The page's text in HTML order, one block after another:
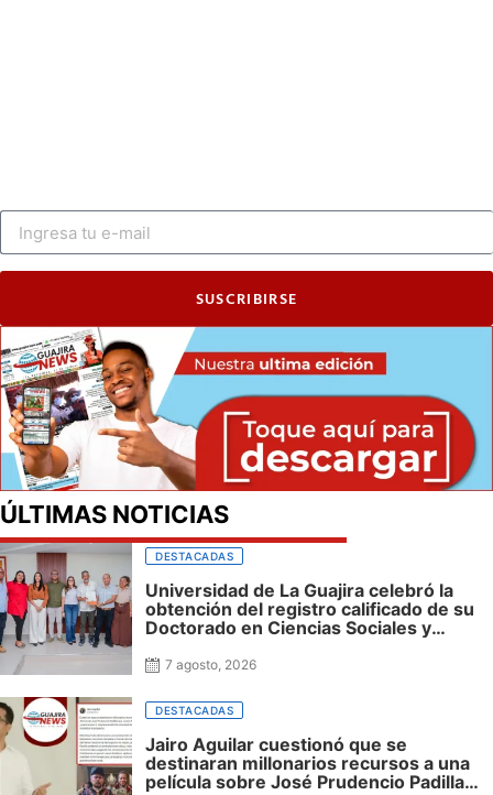
SUSCRIBIRSE
ÚLTIMAS NOTICIAS
DESTACADAS
Universidad de La Guajira celebró la
obtención del registro calificado de su
Doctorado en Ciencias Sociales y
con impacto regional
7 agosto, 2026
DESTACADAS
Jairo Aguilar cuestionó que se
destinaran millonarios recursos a una
película sobre José Prudencio Padilla